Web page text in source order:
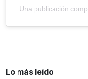
Una publicación
Lo más leído